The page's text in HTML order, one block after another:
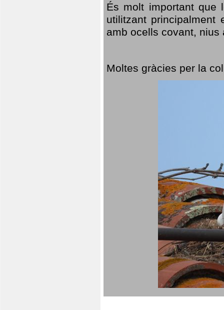
És molt important que
utilitzant
amb ocells covant,
Moltes gràcies per la